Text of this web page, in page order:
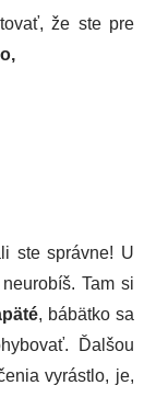
že ste pre
ste správne! U
Tam si
, bábätko sa
Ďalšou
vyrástlo, je,